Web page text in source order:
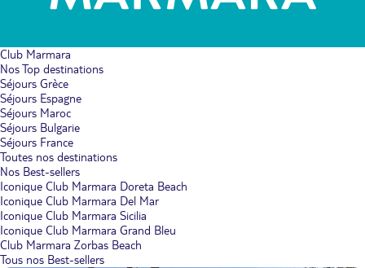
Club Marmara
Nos Top destinations
Séjours Grèce
Séjours Espagne
Séjours Maroc
Séjours Bulgarie
Séjours France
Toutes nos destinations
Nos Best-sellers
Iconique Club Marmara Doreta Beach
Iconique Club Marmara Del Mar
Iconique Club Marmara Sicilia
Iconique Club Marmara Grand Bleu
Club Marmara Zorbas Beach
Tous nos Best-sellers